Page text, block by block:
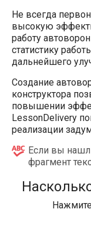
Не всегда
высокую
работу
статистику
дальнейшего
Создание
конструктора
повышении
LessonDelivery
реализации
Если вы
фрагмент